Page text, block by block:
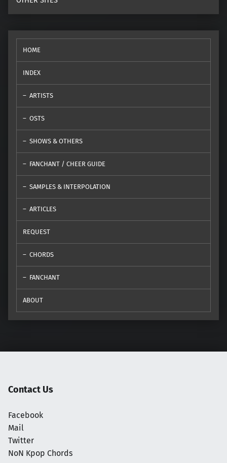
HOME
INDEX
ARTISTS
OSTS
SHOWS & OTHERS
FANCHANT / CHEER GUIDE
SAMPLES & INTERPOLATION
ARTICLES
REQUEST
CHORDS
FANCHANT
ABOUT
Contact Us
Facebook
Mail
Twitter
NoN Kpop Chords